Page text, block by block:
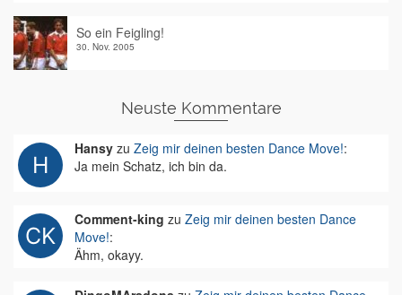
So ein Feigling!
30. Nov. 2005
Neuste Kommentare
Hansy zu Zeig mir deinen besten Dance Move!:
Ja mein Schatz, ich bin da.
Comment-king zu Zeig mir deinen besten Dance
Move!:
Ähm, okayy.